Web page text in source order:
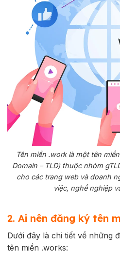
Tên miền .work là một tên
Domain – TLD) thuộc nhóm
cho các trang web và doanh
việc, nghề nghiệp
2. Ai nên đăng ký tên
Dưới đây là chi tiết về những
tên miền .works: